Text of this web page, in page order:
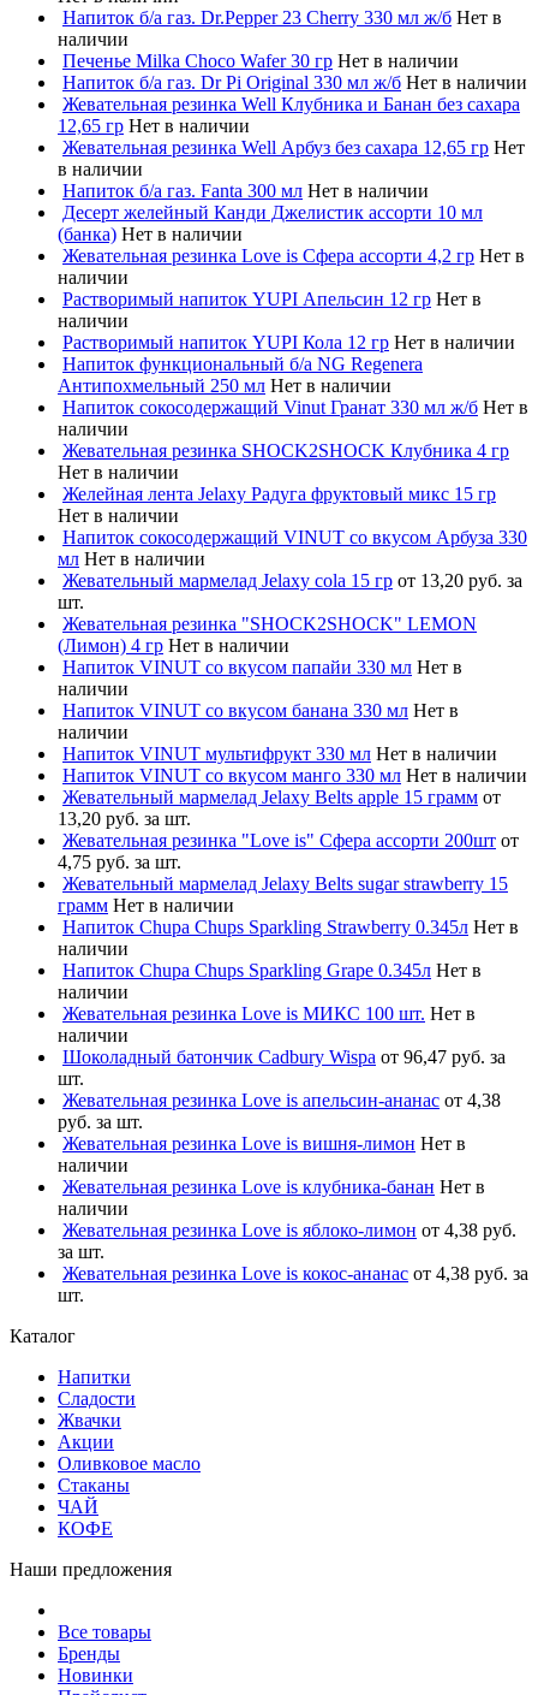
Напиток б/а газ. Dr.Pepper 23 Cherry 330 мл ж/б Нет в
наличии
Печенье Milka Choco Wafer 30 гр Нет в наличии
Напиток б/а газ. Dr Pi Original 330 мл ж/б Нет в наличии
Жевательная резинка Well Клубника и Банан без сахара
12,65 гр Нет в наличии
Жевательная резинка Well Арбуз без сахара 12,65 гр Нет
в наличии
Напиток б/а газ. Fanta 300 мл Нет в наличии
Десерт желейный Канди Джелистик ассорти 10 мл
(банка) Нет в наличии
Жевательная резинка Love is Сфера ассорти 4,2 гр Нет в
наличии
Растворимый напиток YUPI Апельсин 12 гр Нет в
наличии
Растворимый напиток YUPI Кола 12 гр Нет в наличии
Напиток функциональный б/а NG Regenera
Антипохмельный 250 мл Нет в наличии
Напиток сокосодержащий Vinut Гранат 330 мл ж/б Нет в
наличии
Жевательная резинка SHOCK2SHOCK Клубника 4 гр
Нет в наличии
Желейная лента Jelaxy Радуга фруктовый микс 15 гр
Нет в наличии
Напиток сокосодержащий VINUT со вкусом Арбуза 330
мл Нет в наличии
Жевательный мармелад Jelaxy cola 15 гр от 13,20 руб. за
шт.
Жевательная резинка "SHOCK2SHOCK" LEMON
(Лимон) 4 гр Нет в наличии
Напиток VINUT со вкусом папайи 330 мл Нет в
наличии
Напиток VINUT со вкусом банана 330 мл Нет в
наличии
Напиток VINUT мультифрукт 330 мл Нет в наличии
Напиток VINUT со вкусом манго 330 мл Нет в наличии
Жевательный мармелад Jelaxy Belts apple 15 грамм от
13,20 руб. за шт.
Жевательная резинка "Love is" Сфера ассорти 200шт от
4,75 руб. за шт.
Жевательный мармелад Jelaxy Belts sugar strawberry 15
грамм Нет в наличии
Напиток Chupa Chups Sparkling Strawberry 0.345л Нет в
наличии
Напиток Chupa Chups Sparkling Grape 0.345л Нет в
наличии
Жевательная резинка Love is МИКС 100 шт. Нет в
наличии
Шоколадный батончик Cadbury Wispa от 96,47 руб. за
шт.
Жевательная резинка Love is апельсин-ананас от 4,38
руб. за шт.
Жевательная резинка Love is вишня-лимон Нет в
наличии
Жевательная резинка Love is клубника-банан Нет в
наличии
Жевательная резинка Love is яблоко-лимон от 4,38 руб.
за шт.
Жевательная резинка Love is кокос-ананас от 4,38 руб. за
шт.
Каталог
Напитки
Сладости
Жвачки
Акции
Оливковое масло
Стаканы
ЧАЙ
КОФЕ
Наши предложения
Все товары
Бренды
Новинки